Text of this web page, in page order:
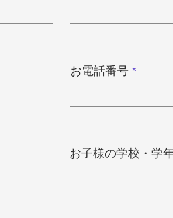
お電話番号
お子様の学校・学